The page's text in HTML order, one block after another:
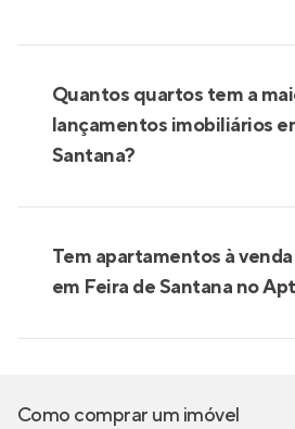
Quantos quartos tem a
lançamentos imobiliários
Santana?
Tem apartamentos à
em Feira de Santana no
Como comprar um imóvel